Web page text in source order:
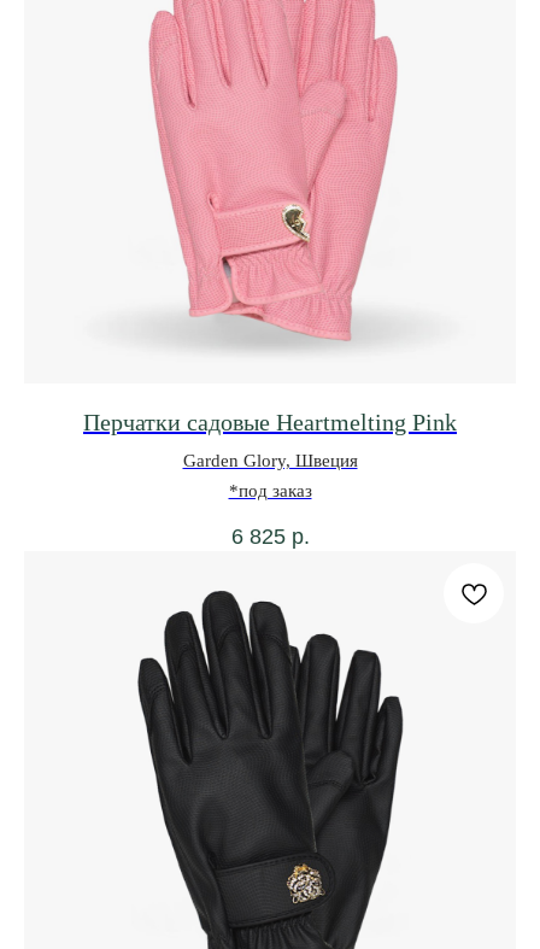
Перчатки садовые Heartmelting Pink
Garden Glory, Швеция
*под заказ
6 825 р.